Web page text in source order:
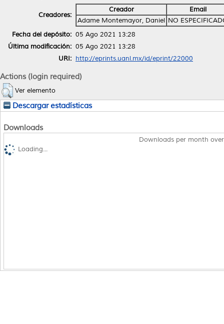
Creadores:
Creador
Email
Adame Montemayor, Daniel NO
Fecha del depósito: 05 Ago 2021 13:28
Última modificación: 05 Ago 2021 13:28
URI: http://eprints.uanl.mx/id/eprint/22000
Actions (login required)
Ver elemento
Descargar estadísticas
Downloads
Downloads per month
Loading...